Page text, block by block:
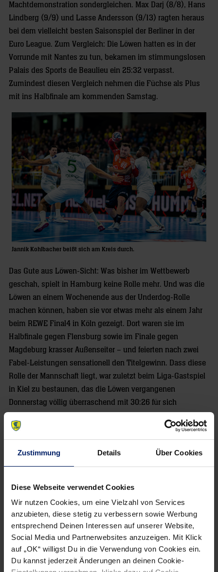
Zustimmung Details Über Cookies
Diese Webseite verwendet Cookies
Wir nutzen Cookies, um eine Vielzahl von Services
anzubieten, diese stetig zu verbessern sowie Werbung
entsprechend Deinen Interessen auf unserer Website,
Social Media und Partnerwebsites anzuzeigen. Mit Klick
auf „OK“ willigst Du in die Verwendung von Cookies ein.
Du kannst jederzeit Änderungen an deinen Cookie-
Machtdemonstration sondergleichen. Max Darj (8/8), Hans
Lindberg (9/9) und Lasse Andersson (9/13) ragten heraus
bei dem vielleicht besten Saisonspiel der Berliner in der
Euro League. Zum Vergleich: Die Löwen hatten es in der
Vorrunde mit Nantes zu tun, bekamen im stimmungslosen
Palais des Sports de Beaulieu ein 25:32 verpasst.
Zumindest diesen Vergleich nehmen die Füchse als Plus
mit ins Halbfinale am kommenden Samstag.
Jannik Kohlbacher beißt sich am Kreis durch.
Das Gute aus Löwen-Sicht: Was bisher im Wettbewerb
geschah, spielt in Hamburg keine Rolle mehr. Und was die
Löwen an einem Wochenende aus der Underdog-Rolle
machen können, haben sie vor etwas mehr als einem Jahr
beim REWE Final4 in Köln gezeigt. Dort waren sie im
Halbfinale gegen Flensburg sowie im Finale gegen
Magdeburg krasser Außenseiter – und feierten nach zwei
Fabel-Leistungen sensationell den Titelgewinn. Dass diese
Rolle der Mannschaft liegt, war zuletzt beim Liga-Gastspiel
in Kiel zu bestaunen, das die Löwen vergangenen
Donnerstag völlig überraschend mit 30:26 für sich
Im besten Fall wird es ein äußerst unterhaltsames Duell auf
Augenhöhe, wenn Füchse und Löwen am Samstag um 18
würden. Um 15 Uhr steigt nämlich das erste Halbfinale, und
zwar unter ähnlichen Voraussetzungen wie das zweite.
Favorit im Vergleich Flensburg gegen Bukarest ist der
Bundesliga-Dritte, der gleich eine ganze Armada an
Weltklasse-Spielern ins Feld schickt.
1 aus 4: Das ist die Konstellation bei den